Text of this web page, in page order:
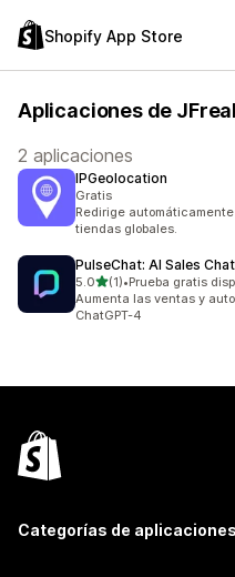
Shopify App Store
Aplicaciones de
2 aplicaciones
IPGeolocation
Gratis
Redirige
tiendas globales.
PulseChat: AI Sales
5.0de 5 estrellas
(1)
1 reseñas en total
•Prueba gratis
Aumenta las ventas y
ChatGPT-4
Categorías de aplicaciones